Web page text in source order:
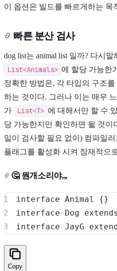
이 옵션은 빌드를 빠르게하는 목
빠른 분산 검사
dog list는 animal list 일까? 다시말
List<Animals> 에 할당 가능한
정확한 방법은, 각 타입의 구조
하는 것이다. 그러나 이는 매우
가
List<T> 에 대해서만 할 수
당 가능한지만 확인하면 될 것이
일이 검사할 필요 없이) 컴파일러
플래그를 활성화 시켜 잠재적으
🤔 뭔개소리야,,,
interface Animal {}
interface
Dog extends
interface JayG
Copy